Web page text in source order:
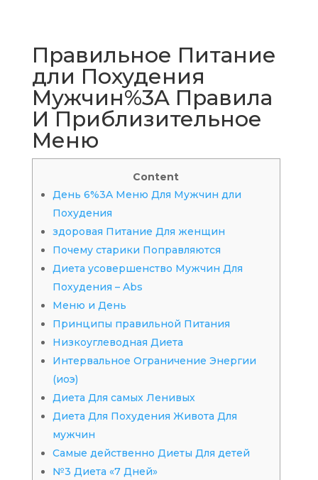
Правильное Питание
дли Похудения
Мужчин%3A Правила
И Приблизительное
Меню
Content
День 6%3A Меню Для Мужчин дли
Похудения
здоровая Питание Для женщин
Почему старики Поправляются
Диета усовершенство Мужчин Для
Похудения – Abs
Меню и День
Принципы правильной Питания
Низкоуглеводная Диета
Интервальное Ограничение Энергии
(иоэ)
Диета Для самых Ленивых
Диета Для Похудения Живота Для
мужчин
Самые действенно Диеты Для детей
№3 Диета «7 Дней»